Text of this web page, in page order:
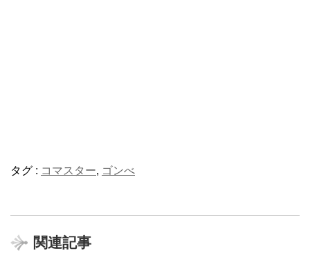
タグ : コマスター, ゴンべ
関連記事